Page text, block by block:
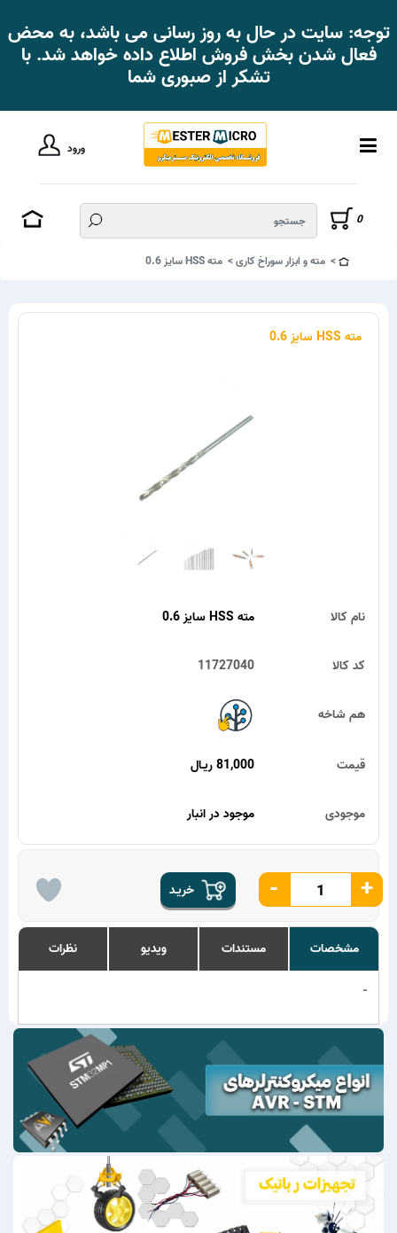
توجه: سایت در حال به روز رسانی می باشد، به محض
فعال شدن بخش فروش اطلاع داده خواهد شد. با
تشکر از صبوری شما
ورود
0
مته و ابزار سوراخ کاری مته HSS سایز 0.6
مته HSS سایز 0.6
مته HSS سایز 0.6 نام کالا
11727040 کد کالا
هم شاخه
81,000 ریـال قیمت
موجود در انبار موجودی
خریـد - +
مشخصات مستندات ویدیو نظرات
-